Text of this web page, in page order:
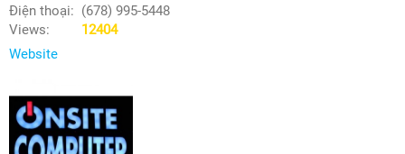
Điện thoại: (678) 995-5448
Views:
12404
Website